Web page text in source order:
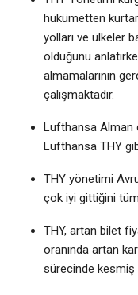
hükümetten
yolları ve ülkeler
olduğunu
almamalarının
çalışmaktadır.
Lufthansa Alman
Lufthansa THY
THY yönetimi
çok iyi gittiğini
THY, artan bilet
oranında artan
sürecinde kesmiş